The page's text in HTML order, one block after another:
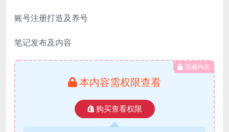
账号注册打造及养号
笔记发布及内容
隐藏内容
本内容需权限查看
购买查看权限